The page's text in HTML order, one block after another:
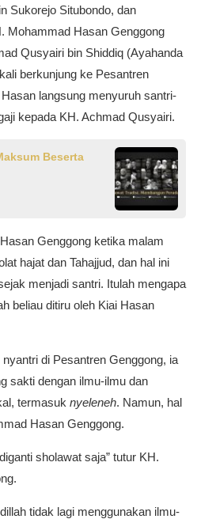
Sukorejo Situbondo, dan
Mohammad Hasan Genggong
Qusyairi bin Shiddiq (Ayahanda
berkunjung ke Pesantren
langsung menyuruh santri-
kepada KH. Achmad Qusyairi.
Beserta
Genggong ketika malam
hajat dan Tahajjud, dan hal ini
menjadi santri. Itulah mengapa
beliau ditiru oleh Kiai Hasan
di Pesantren Genggong, ia
sakti dengan ilmu-ilmu dan
termasuk nyeleneh. Namun, hal
Hasan Genggong.
sholawat saja” tutur KH.
tidak lagi menggunakan ilmu-